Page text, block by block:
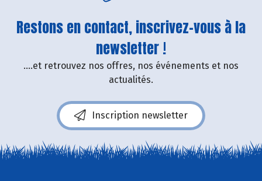
Restons en contact, inscrivez-vous à la
newsletter !
....et retrouvez nos offres, nos événements et nos
actualités.
Inscription newsletter